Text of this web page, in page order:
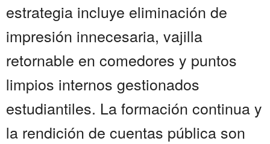
estrategia incluye eliminación de
impresión innecesaria, vajilla
retornable en comedores y puntos
limpios internos gestionados
estudiantiles. La formación continua y
la rendición de cuentas pública son